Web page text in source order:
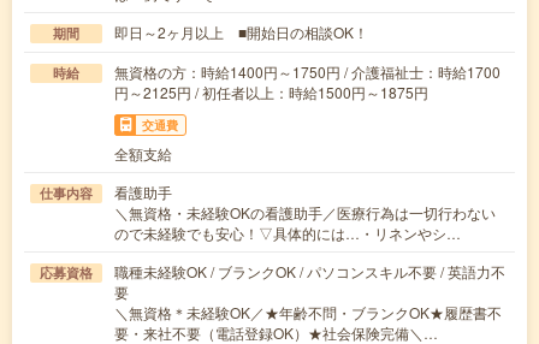
期間 即日～2ヶ月以上 ■開始日の相談OK！
時給
無資格の方：時給1400円～1750円 / 介護福祉士：時給1700
円～2125円 / 初任者以上：時給1500円～1875円
交通費
全額支給
仕事内容
看護助手
＼無資格・未経験OKの看護助手／医療行為は一切行わない
ので未経験でも安心！▽具体的には…・リネンやシ…
応募資格
職種未経験OK / ブランクOK / パソコンスキル不要 / 英語力不
要
＼無資格＊未経験OK／★年齢不問・ブランクOK★履歴書不
要・来社不要（電話登録OK）★社会保険完備＼…